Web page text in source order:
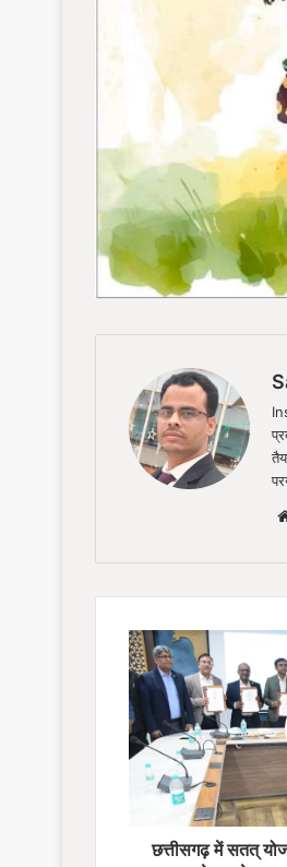
छत्तीसगढ़
में
सतत्
योजना
के
तहत्
नगरीय
छत्तीसगढ़ में सतत्